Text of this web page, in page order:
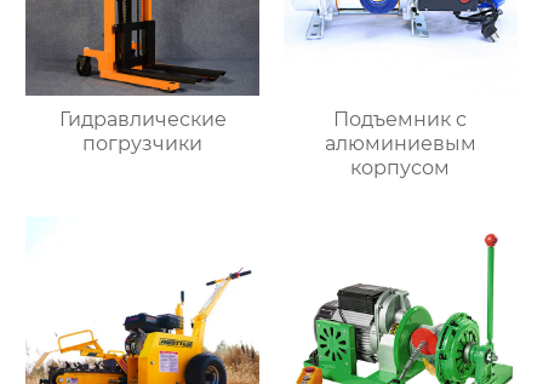
Гидравлические
погрузчики
Подъемник с
алюминиевым
корпусом